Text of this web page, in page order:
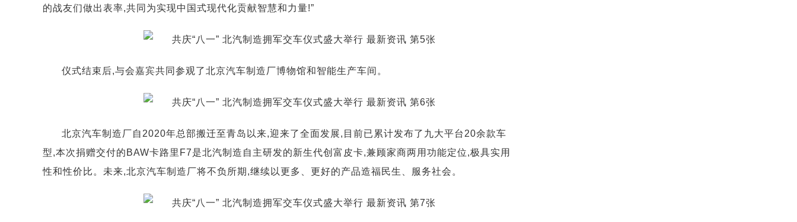
的战友们做出表率,共同为实现中国式现代化贡献智慧和力量!”
仪式结束后,与会嘉宾共同参观了北京汽车制造厂博物馆和智能生产车间。
北京汽车制造厂自2020年总部搬迁至青岛以来,迎来了全面发展,目前已累计发布了九大平台20余款车
型,本次捐赠交付的BAW卡路里F7是北汽制造自主研发的新生代创富皮卡,兼顾家商两用功能定位,极具实用
性和性价比。未来,北京汽车制造厂将不负所期,继续以更多、更好的产品造福民生、服务社会。